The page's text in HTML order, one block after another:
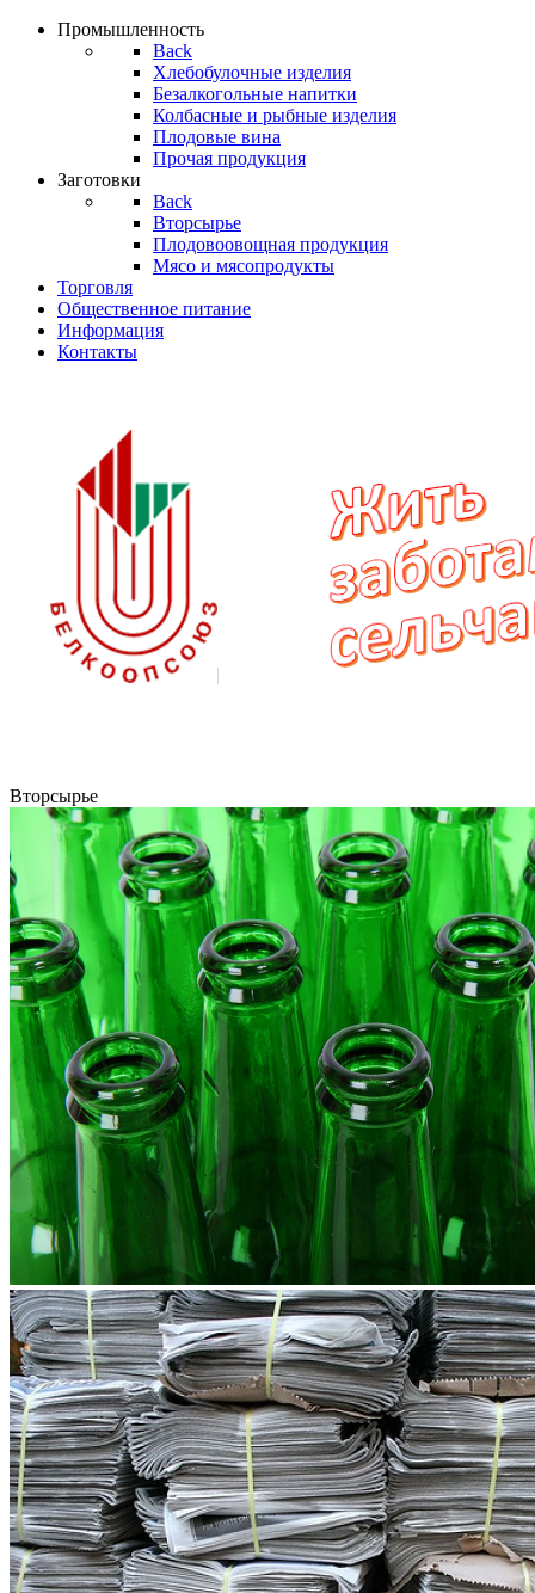
Промышленность
Back
Хлебобулочные изделия
Безалкогольные напитки
Колбасные и рыбные изделия
Плодовые вина
Прочая продукция
Заготовки
Back
Вторсырье
Плодовоовощная продукция
Мясо и мясопродукты
Торгoвля
Общественное питание
Информация
Контакты
Вторсырье